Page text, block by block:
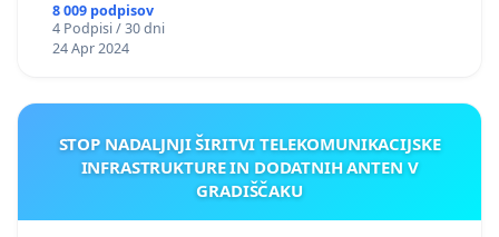
8 009 podpisov
4 Podpisi / 30 dni
24 Apr 2024
STOP NADALJNJI ŠIRITVI TELEKOMUNIKACIJSKE
INFRASTRUKTURE IN DODATNIH ANTEN V
GRADIŠČAKU